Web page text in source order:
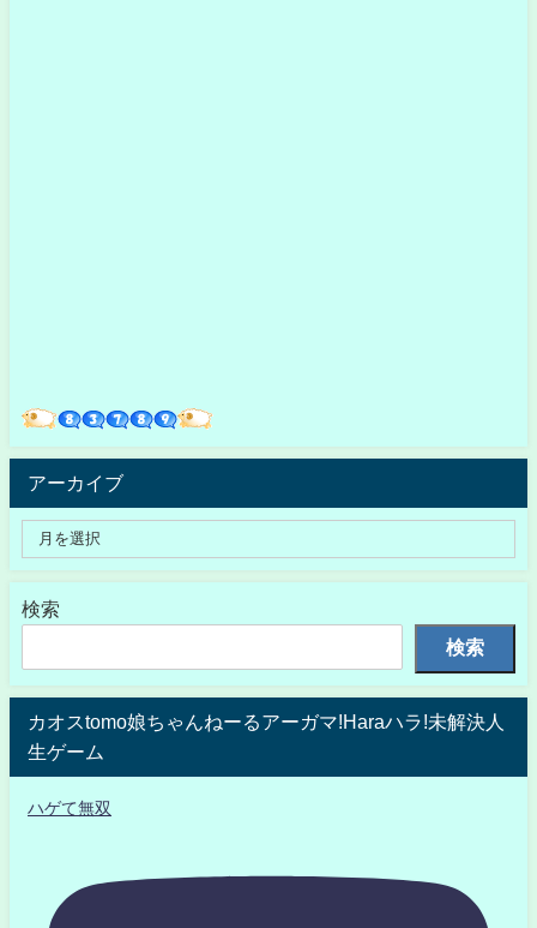
アーカイブ
検索
検索
カオスtomo娘ちゃんねーるアーガマ!Haraハラ!未解決人
生ゲーム
ハゲて無双